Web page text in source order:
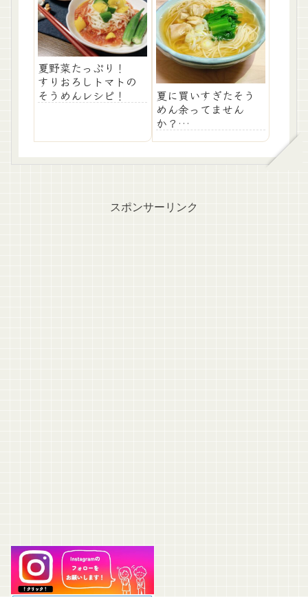
夏野菜たっぷり！
すりおろしトマトの
そうめんレシピ！
夏に買いすぎたそう
めん余ってません
か？
スポンサーリンク